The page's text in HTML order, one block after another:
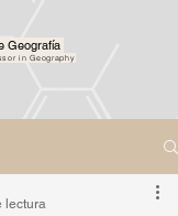
Geografía
in Geography
lectura